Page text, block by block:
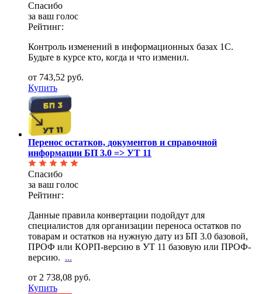
Спасибо
за ваш голос
Рейтинг:
Контроль изменений в информационных базах 1С.
Будьте в курсе кто, когда и что изменил.
от 743,52 руб.
Купить
Перенос остатков, документов и справочной
информации БП 3.0 => УТ 11
Спасибо
за ваш голос
Рейтинг:
Данные правила конвертации подойдут для
специалистов для организации переноса остатков по
товарам и остатков на нужную дату из БП 3.0 базовой,
ПРОФ или КОРП-версию в УТ 11 базовую или ПРОФ-
версию. ...
от 2 738,08 руб.
Купить